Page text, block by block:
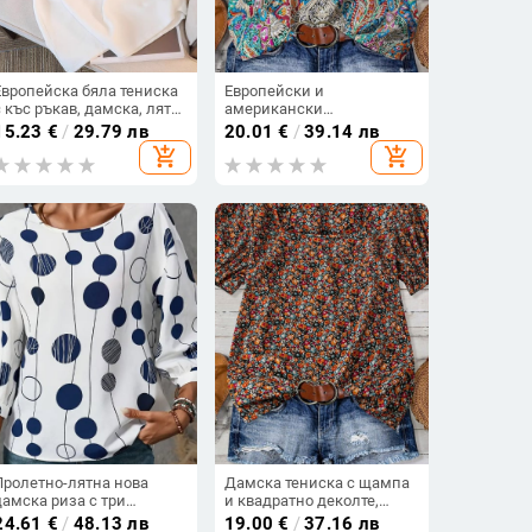
бяла тениска
къс ръкав, дамска, лято
нов свободен
дизайн, смисъл, ниша,
външен вид,
носещ топ с половин
€ / 29.79 лв
add_shopping_cart
Европейски и
американски
трансграничен Amazon
Дамски топ с къс ръкав и
щампи в западен стил с
щампа, широки рамене и
американски стил за
пътуване до работа
20.01 € /39.14 лв
add_shopping_cart
лятна нова
риза с три
ръкав и кръгло
€ / 48.13 лв
Дамска тениска с щампа
и квадратно деколте,
размер Cross-Border,
19.00 € /37.16 лв